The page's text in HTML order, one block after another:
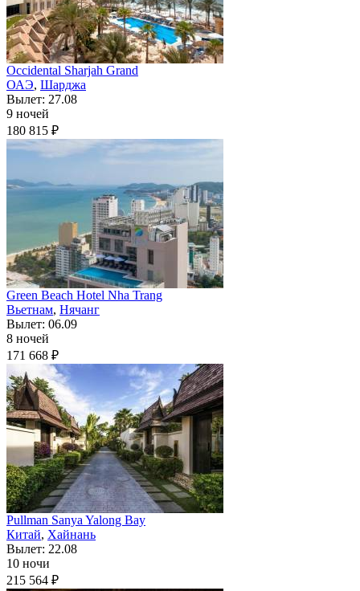
Occidental Sharjah Grand
ОАЭ, Шарджа
Вылет: 27.08
9 ночей
180 815 ₽
Green Beach Hotel Nha Trang
Вьетнам, Нячанг
Вылет: 06.09
8 ночей
171 668 ₽
Pullman Sanya Yalong Bay
Китай, Хайнань
Вылет: 22.08
10 ночи
215 564 ₽